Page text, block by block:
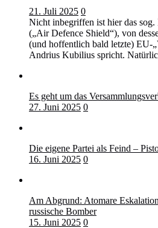
21. Juli 2025 0
Nicht inbegriffen ist hier das
(„Air Defence Shield“), von
(und hoffentlich bald letzte) EU-
Andrius Kubilius spricht.
Es geht um das
27. Juni 2025 0
Die eigene Partei als Feind –
16. Juni 2025 0
Am Abgrund: Atomare
russische Bomber
15. Juni 2025 0